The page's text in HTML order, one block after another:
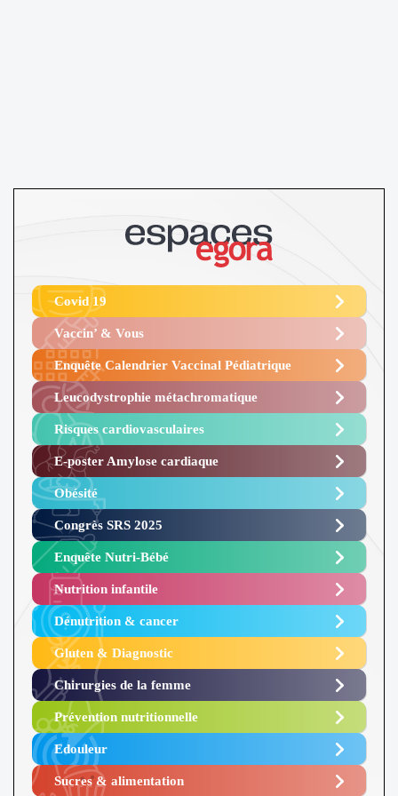
Covid 19
Vaccin’ & Vous
Enquête Calendrier Vaccinal Pédiatrique
Leucodystrophie métachromatique
Risques cardiovasculaires
E-poster Amylose cardiaque ​
Obésité ​
Congrès SRS 2025 ​
Enquête Nutri-Bébé ​
Nutrition infantile
Dénutrition & cancer
Gluten & Diagnostic
Chirurgies de la femme
Prévention nutritionnelle
Edouleur​
Sucres & alimentation​